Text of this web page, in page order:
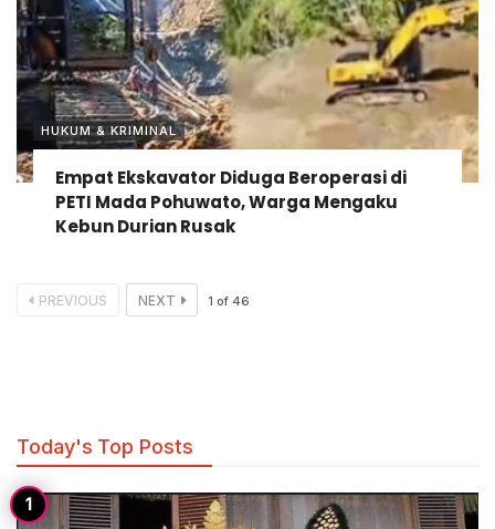
HUKUM & KRIMINAL
Empat Ekskavator Diduga Beroperasi di
PETI Mada Pohuwato, Warga Mengaku
Kebun Durian Rusak
PREVIOUS NEXT 1 of 46
Today's Top Posts